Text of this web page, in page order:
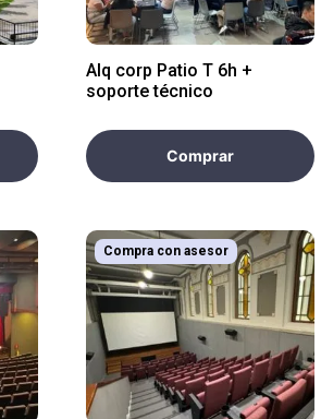
Alq corp Patio T 6h +
soporte técnico
Comprar
Compra con asesor